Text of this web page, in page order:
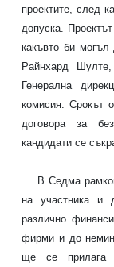
проектите, след
допуска.
какъвто би
Райнхард
Генерална
комисия. Срокът
договора за
кандидати се
В Седма
на участника и
различно
фирми и до
ще се прилага